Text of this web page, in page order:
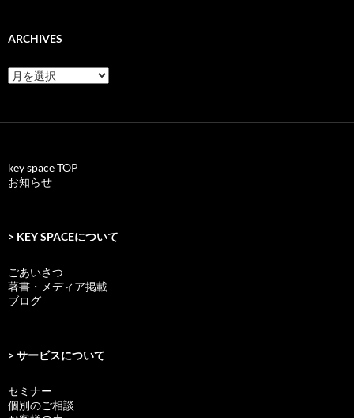
ARCHIVES
archives
key space TOP
お知らせ
> KEY SPACEについて
ごあいさつ
著書・メディア掲載
ブログ
> サービスについて
セミナー
個別のご相談